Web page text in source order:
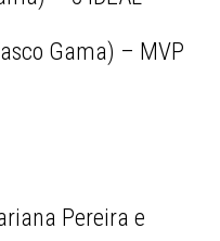
Gama) – MVP
Pereira e